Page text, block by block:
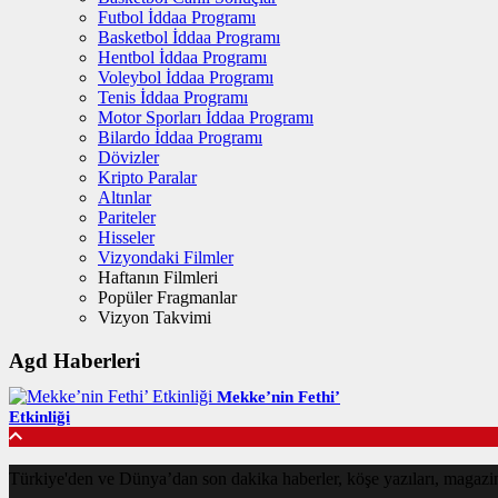
Futbol İddaa Programı
Basketbol İddaa Programı
Hentbol İddaa Programı
Voleybol İddaa Programı
Tenis İddaa Programı
Motor Sporları İddaa Programı
Bilardo İddaa Programı
Dövizler
Kripto Paralar
Altınlar
Pariteler
Hisseler
Vizyondaki Filmler
Haftanın Filmleri
Popüler Fragmanlar
Vizyon Takvimi
Agd Haberleri
Mekke’nin Fethi’
Etkinliği
Türkiye'den ve Dünya’dan son dakika haberler, köşe yazıları,